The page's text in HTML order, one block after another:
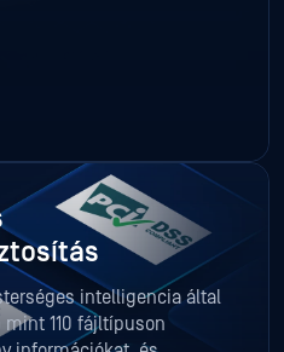
intelligencia által
110 fájltípuson